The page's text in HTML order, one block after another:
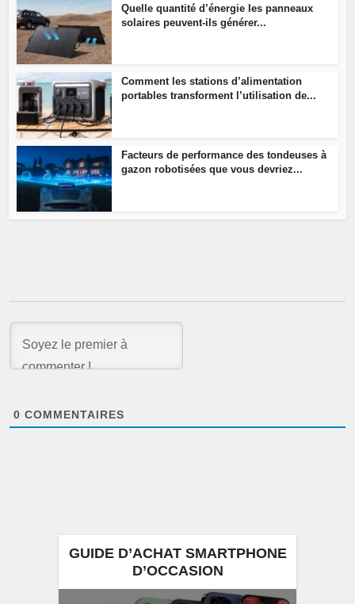
Quelle quantité d’énergie les panneaux
solaires peuvent-ils générer...
Comment les stations d’alimentation
portables transforment l’utilisation de...
Facteurs de performance des tondeuses à
gazon robotisées que vous devriez...
0 COMMENTAIRES
GUIDE D’ACHAT SMARTPHONE
D’OCCASION